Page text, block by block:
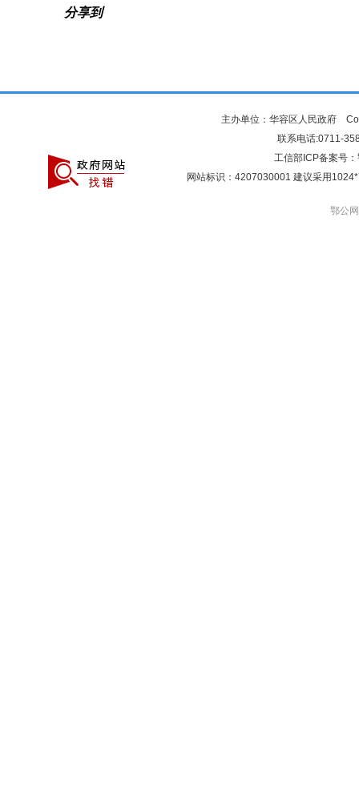
分享到
主办单位：华容区人民政府
联系电话:0711-
工信部ICP备案号：
网站标识：4207030001 建议采用
鄂公